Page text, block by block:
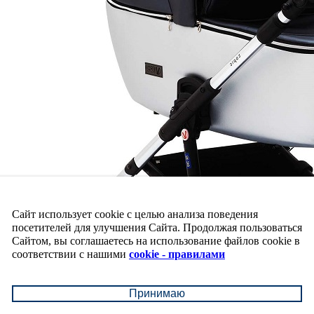
Сайт использует cookie с целью анализа поведения
посетителей для улучшения Сайта. Продолжая пользоваться
Сайтом, вы соглашаетесь на использование файлов cookie в
соответствии с нашими cookie - правилами
Принимаю